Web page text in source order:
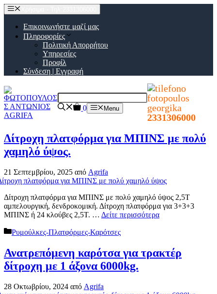
Μετάβαση
σε
περιεχόμενο
Επικοινωνήστε μαζί μας
Πληροφορίες
Πολιτική Απορρήτου
Υπηρεσίες
Προφίλ
Σύνδεση | Εγγραφή
2331306000
0 Menu
Δίτροχη πλατφόρμα για ΜΠΙΝΣ με πολύ
χαμηλό ύψος.
21 Σεπτεμβρίου, 2025 από Agrifa
Δίτροχη πλατφόρμα για ΜΠΙΝΣ με πολύ χαμηλό ύψος 2,5Τ
αμπελουργική, δενδροκομική. Δίτροχη πλατφόρμα για 3+3+3
ΜΠΙΝΣ ή 24 κλούβες 2,5Τ. … Δείτε περισσότερα
Κατηγορίες
Ρυμούλκες-Πλατφόρμες-Καρότσες
Ανατρεπόμενη καρότσα για τρακτέρ
δίτροχη με 1 άξονα 6000kg.
28 Οκτωβρίου, 2024 από Agrifa